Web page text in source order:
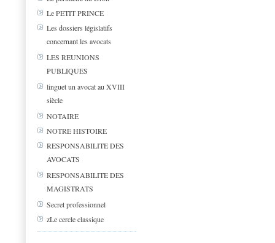
Le PETIT PRINCE
Les dossiers législatifs
concernant les avocats
LES REUNIONS
PUBLIQUES
linguet un avocat au XVIII
siècle
NOTAIRE
NOTRE HISTOIRE
RESPONSABILITE DES
AVOCATS
RESPONSABILITE DES
MAGISTRATS
Secret professionnel
zLe cercle classique